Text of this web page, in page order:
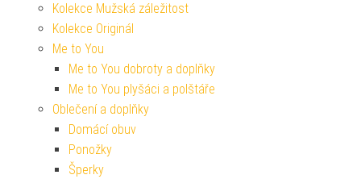
Kolekce Mužská záležitost
Kolekce Originál
Me to You
Me to You dobroty a doplňky
Me to You plyšáci a polštáře
Oblečení a doplňky
Domácí obuv
Ponožky
Šperky